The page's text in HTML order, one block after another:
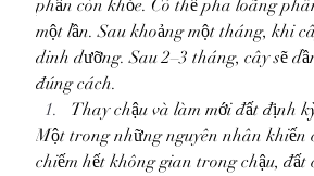
phần còn khỏe. Có thể pha loãng
một lần. Sau khoảng một tháng, khi
dinh dưỡng. Sau 2–3 tháng, cây sẽ
đúng cách.
Thay chậu và làm mới đất định
Một trong những nguyên nhân khiến
chiếm hết không gian trong chậu,